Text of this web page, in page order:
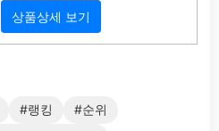
상품상세 보기
#랭킹
#순위